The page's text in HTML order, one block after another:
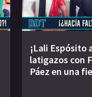
¡Lali Espósito
latigazos con
Páez en una